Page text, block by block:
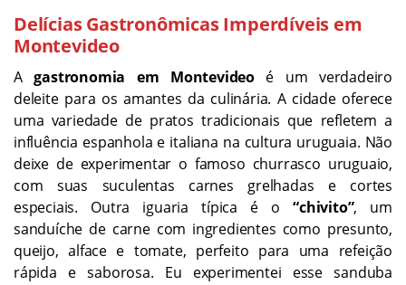
Delícias Gastronômicas Imperdíveis em
Montevideo
Agastronomia em Montevideoé um verdadeiro
deleite para os amantes da culinária. A cidade oferece
uma variedade de pratos tradicionais que refletem a
influência espanhola e italiana na cultura uruguaia. Não
deixe de experimentar o famoso churrasco uruguaio,
com suas suculentas carnes grelhadas e cortes
especiais. Outra iguaria típica é o“chivito”, um
sanduíche de carne com ingredientes como presunto,
queijo, alface e tomate, perfeito para uma refeição
rápida e saborosa. Eu experimentei esse sanduba